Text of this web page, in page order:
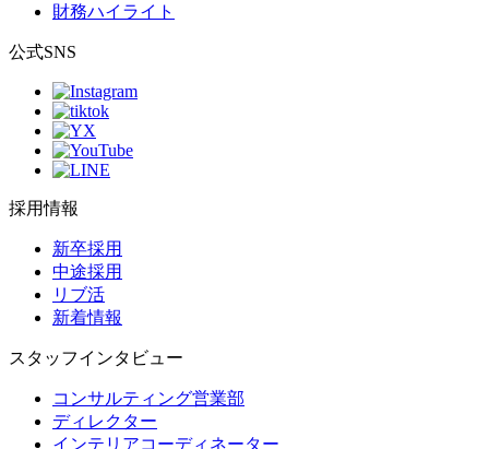
財務ハイライト
公式SNS
採用情報
新卒採用
中途採用
リブ活
新着情報
スタッフインタビュー
コンサルティング営業部
ディレクター
インテリアコーディネーター